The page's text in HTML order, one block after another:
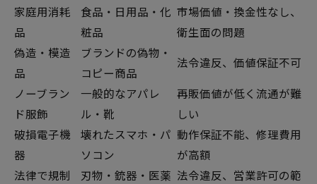
家庭用消耗
品
食品・日用品・化
粧品
市場価値・換金性なし、
衛生面の問題
偽造・模造
品
ブランドの偽物・
コピー商品
法令違反、価値保証不可
ノーブラン
ド服飾
一般的なアパレ
ル・靴
再販価値が低く流通が難
しい
破損電子機
器
壊れたスマホ・パ
ソコン
動作保証不能、修理費用
が高額
法律で規制
刃物・銃器・医薬 法令違反、営業許可の範